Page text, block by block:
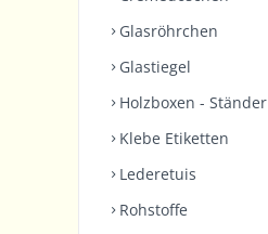
Glasröhrchen
Glastiegel
Holzboxen - Ständer
Klebe Etiketten
Lederetuis
Rohstoffe